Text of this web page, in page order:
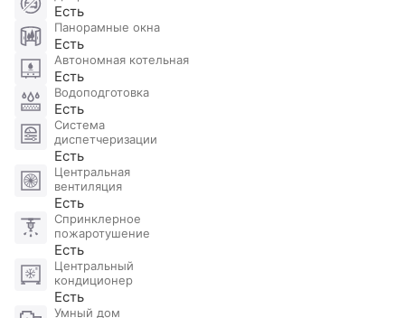
парк, стадион Динамо. Во дворе благоустроенная
площадки для детей и отдыха, концепция «двор
без машин».
Есть
Панорамные окна
Есть
Автономная котельная
Есть
Водоподготовка
Есть
Система
диспетчеризации
Есть
Центральная
вентиляция
Есть
Спринклерное
пожаротушение
Есть
Центральный
кондиционер
Есть
Умный дом